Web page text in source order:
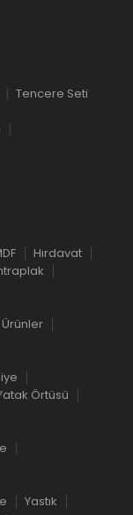
Tencere Seti
Hırdavat
Örtüsü
Yastık